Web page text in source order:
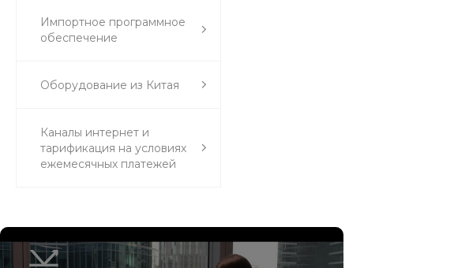
Импортное программное
обеспечение
Оборудование из Китая
Каналы интернет и
тарификация на условиях
ежемесячных платежей